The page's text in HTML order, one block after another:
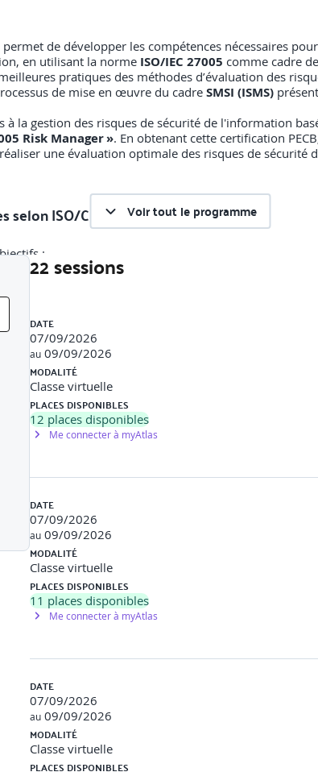
de développer les compétences nécessaires
en utilisant la norme ISO/IEC 27005 comme cadre
pratiques des méthodes d’évaluation des
de mise en œuvre du cadre SMSI (ISMS)
à la gestion des risques de sécurité de l'information
Risk Manager ». En obtenant cette certification
une évaluation optimale des risques de
selon ISO/CEI 27005
:
du cours et parcours pédagogique
risques :
actifs, vulnérabilités, menaces
et alignement avec le PDCA
gouvernance du risque
seuils de tolérance
analyse des actifs, menaces, vulnérabilités
évitement
Voir tout le programme
22 sessions
DATE
07/09/2026
au 09/09/2026
MODALITÉ
Classe virtuelle
PLACES DISPONIBLES
12 places disponibles
Me connecter à myAtlas
DATE
07/09/2026
au 09/09/2026
MODALITÉ
Classe virtuelle
PLACES DISPONIBLES
11 places disponibles
Me connecter à myAtlas
DATE
07/09/2026
au 09/09/2026
MODALITÉ
Classe virtuelle
PLACES DISPONIBLES